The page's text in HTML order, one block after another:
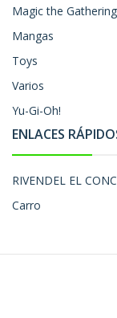
Magic the Gathering
Mangas
Toys
Varios
Yu-Gi-Oh!
ENLACES
RIVENDEL EL
Carro